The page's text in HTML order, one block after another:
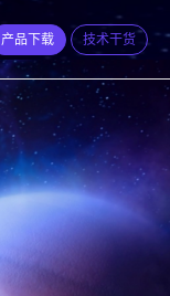
产品下载 技术干货